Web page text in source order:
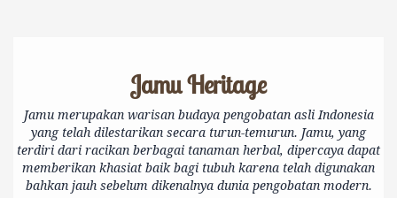
Jamu Heritage
Jamu merupakan warisan budaya pengobatan asli Indonesia
yang telah dilestarikan secara turun-temurun. Jamu, yang
terdiri dari racikan berbagai tanaman herbal, dipercaya dapat
memberikan khasiat baik bagi tubuh karena telah digunakan
bahkan jauh sebelum dikenalnya dunia pengobatan modern.